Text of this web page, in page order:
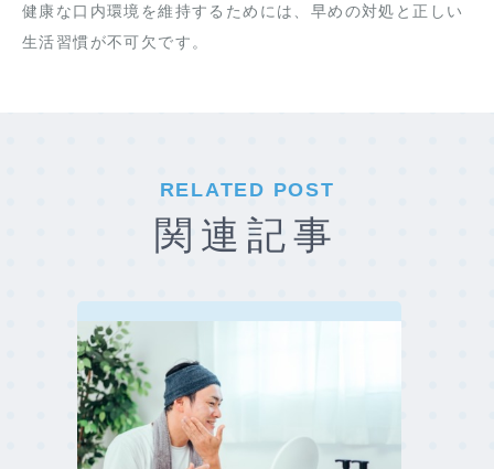
健康な口内環境を維持するためには、早めの対処と正しい
生活習慣が不可欠です。
RELATED POST
関連記事